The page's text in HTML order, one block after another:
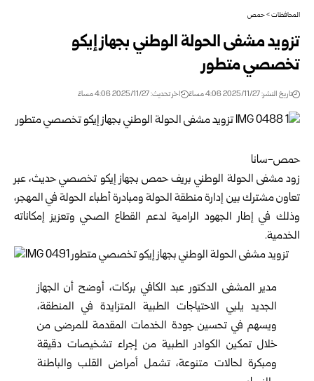
المحافظات>حمص
تزويد مشفى الحولة الوطني بجهاز إيكو
تخصصي متطور
تاريخ النشر: 2025/11/27 4:06 مساءً اخر تحديث: 2025/11/27 4:06 مساءً
حمص-سانا
زود مشفى الحولة الوطني بريفحمص بجهاز إيكو تخصصي حديث، عبر
تعاون مشترك بين إدارة منطقة الحولة ومبادرة أطباء الحولة في المهجر،
وذلك في إطار الجهود الرامية لدعم القطاع الصحي وتعزيز إمكاناته
الخدمية.
مدير المشفى الدكتور عبد الكافي بركات، أوضح أن الجهاز
الجديد يلبي الاحتياجات الطبية المتزايدة في المنطقة،
ويسهم في تحسين جودة الخدمات المقدمة للمرضى من
خلال تمكين الكوادر الطبية من إجراء تشخيصات دقيقة
ومبكرة لحالات متنوعة، تشمل أمراض القلب والباطنة